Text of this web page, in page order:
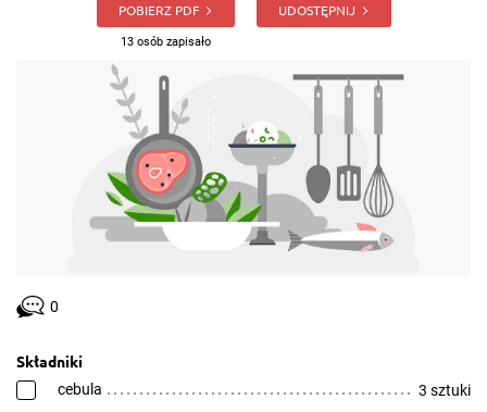
POBIERZ PDF
13 osób zapisało
UDOSTĘPNIJ
0
Składniki
cebula 3 sztuki